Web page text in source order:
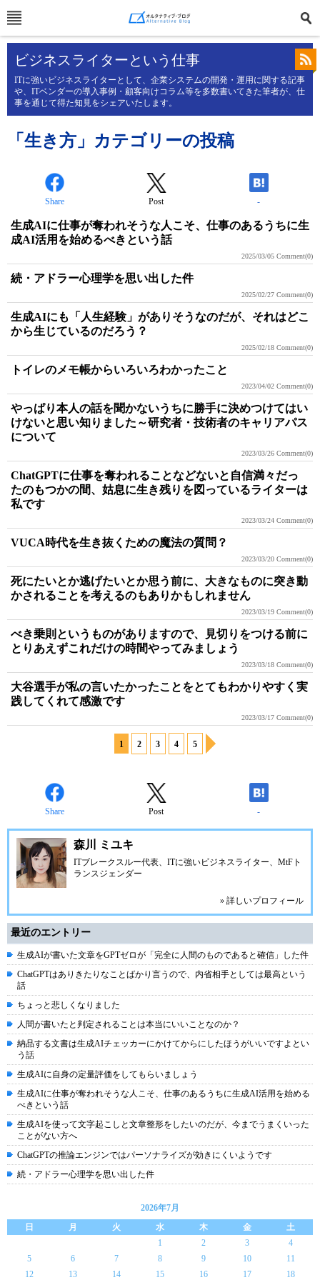
ビジネスライターという仕事
ITに強いビジネスライターとして、企業システムの開発・運用に関する記事
や、ITベンダーの導入事例・顧客向けコラム等を多数書いてきた筆者が、仕
事を通じて得た知見をシェアいたします。
「生き方」カテゴリーの投稿
Share Post -
生成AIに仕事が奪われそうな人こそ、仕事のあるうちに生
成AI活用を始めるべきという話
2025/03/05 Comment(0)
続・アドラー心理学を思い出した件
2025/02/27 Comment(0)
生成AIにも「人生経験」がありそうなのだが、それはどこ
から生じているのだろう？
2025/02/18 Comment(0)
トイレのメモ帳からいろいろわかったこと
2023/04/02 Comment(0)
やっぱり本人の話を聞かないうちに勝手に決めつけてはい
けないと思い知りました～研究者・技術者のキャリアパス
について
2023/03/26 Comment(0)
ChatGPTに仕事を奪われることなどないと自信満々だっ
たのもつかの間、姑息に生き残りを図っているライターは
私です
2023/03/24 Comment(0)
VUCA時代を生き抜くための魔法の質問？
2023/03/20 Comment(0)
死にたいとか逃げたいとか思う前に、大きなものに突き動
かされることを考えるのもありかもしれません
2023/03/19 Comment(0)
べき乗則というものがありますので、見切りをつける前に
とりあえずこれだけの時間やってみましょう
2023/03/18 Comment(0)
大谷選手が私の言いたかったことをとてもわかりやすく実
践してくれて感激です
2023/03/17 Comment(0)
1 2 3 4 5
Share Post -
森川 ミユキ
ITブレークスルー代表、ITに強いビジネスライター、MtFト
ランスジェンダー
» 詳しいプロフィール
最近のエントリー
生成AIが書いた文章をGPTゼロが「完全に人間のものであると確信」した件
ChatGPTはありきたりなことばかり言うので、内省相手としては最高という
話
ちょっと悲しくなりました
人間が書いたと判定されることは本当にいいことなのか？
納品する文書は生成AIチェッカーにかけてからにしたほうがいいですよとい
う話
生成AIに自身の定量評価をしてもらいましょう
生成AIに仕事が奪われそうな人こそ、仕事のあるうちに生成AI活用を始める
べきという話
生成AIを使って文字起こしと文章整形をしたいのだが、今までうまくいった
ことがない方へ
ChatGPTの推論エンジンではパーソナライズが効きにくいようです
続・アドラー心理学を思い出した件
2026年7月
日
月 火 水 木 金
土
1
2 3
4
5
6 7 8 9 10
11
12
13 14 15 16 17 18